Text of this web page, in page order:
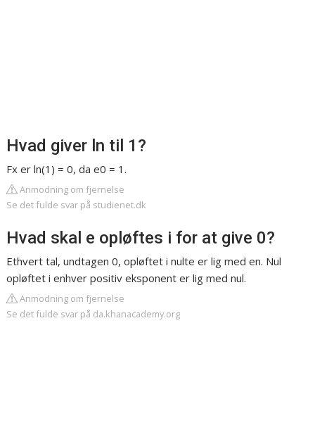
Hvad giver ln til 1?
Fx er ln(1) = 0, da e0 = 1.
Anmodning om fjernelse
Se det fulde svar på studienet.dk
Hvad skal e opløftes i for at give 0?
Ethvert tal, undtagen 0, opløftet i nulte er lig med en. Nul
opløftet i enhver positiv eksponent er lig med nul.
Anmodning om fjernelse
Se det fulde svar på da.khanacademy.org